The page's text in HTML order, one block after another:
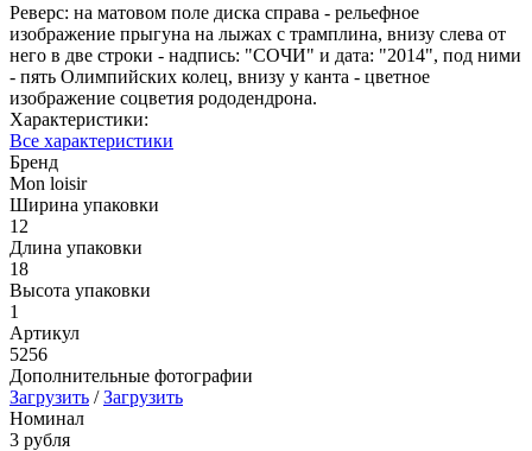
Реверс: на матовом поле диска справа - рельефное
изображение прыгуна на лыжах с трамплина, внизу слева от
него в две строки - надпись: "СОЧИ" и дата: "2014", под ними
- пять Олимпийских колец, внизу у канта - цветное
изображение соцветия рододендрона.
Характеристики:
Все характеристики
Бренд
Mon loisir
Ширина упаковки
12
Длина упаковки
18
Высота упаковки
1
Артикул
5256
Дополнительные фотографии
Загрузить /Загрузить
Номинал
3 рубля